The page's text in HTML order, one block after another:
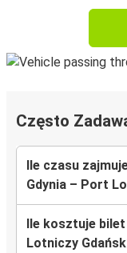
Często
Ile czasu
Gdynia – Port
Ile kosztuje
Lotniczy